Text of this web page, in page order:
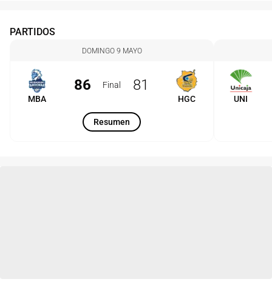
PARTIDOS
DOMINGO 9 MAYO
MBA
86 Final 81
HGC
Resumen
UNI